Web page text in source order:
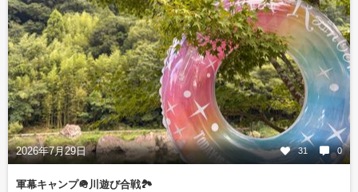
2026年7月29日 31 0
軍幕キャンプ🪖川遊び合戦🏞️